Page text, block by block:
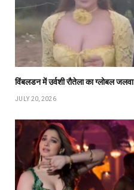
विंबलडन में उर्वशी रौतेला का ग्लोबल जलवा
JULY 20, 2026